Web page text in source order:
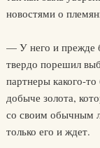
новостями о
— У него и прежде
твердо порешил
партнеры какого-то
добыче золота,
со своим обычным
только его и ждет.